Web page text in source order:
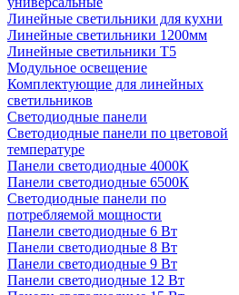
Линейные светильники для кухни
Линейные светильники 1200мм
Линейные светильники Т5
Модульное освещение
Комплектующие для линейных
светильников
Светодиодные панели
Светодиодные панели по цветовой
температуре
Панели светодиодные 4000К
Панели светодиодные 6500К
Светодиодные панели по
потребляемой мощности
Панели светодиодные 6 Вт
Панели светодиодные 8 Вт
Панели светодиодные 9 Вт
Панели светодиодные 12 Вт